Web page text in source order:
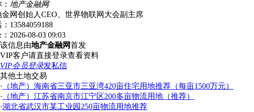
地产金融网
金网创始人CEO、世界物联网大会副主席
13584059188
2026-08-03 09:03
该信息由地产金融网首发
VIP客户请直接登录查看资料
VIP会员登录发私信
其他土地交易
· （地产）海南省三亚市三亚湾420亩住宅用地推荐（每亩1500万元）
· （地产）江苏省南京市江宁区200多亩物流用地（推荐）
·湖北省武汉市某工业园250亩物流用地推荐